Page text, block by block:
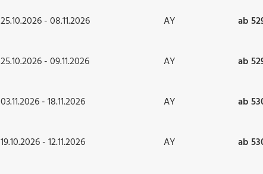
25.10.2026 - 08.11.2026 AY ab
25.10.2026 - 09.11.2026 AY ab
03.11.2026 - 18.11.2026 AY ab
19.10.2026 - 12.11.2026 AY ab